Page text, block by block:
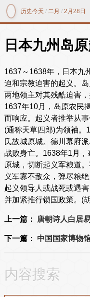
历史今天 /二月 /2月28日
日本九州岛
1637～1638年，日本九
迫和宗教迫害的起义。
两地领主对其残酷迫害
1637年10月，岛原农民
而响应。起义者推举从
(通称天草四郎)为领袖。
氏故城原城。德川幕府
战败身亡。1638年1月
原城，切断起义军粮道
义军寡不敌众，弹尽粮
起义领导人或战死或遇
并加紧推行锁国政策。(
上一篇： 唐朝诗人白居
下一篇： 中国国家博物
内容搜索